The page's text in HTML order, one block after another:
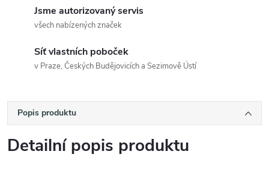
Jsme autorizovaný servis
všech nabízených značek
Síť vlastních poboček
v Praze, Českých Budějovicích a Sezimově Ústí
Popis produktu
Detailní popis produktu